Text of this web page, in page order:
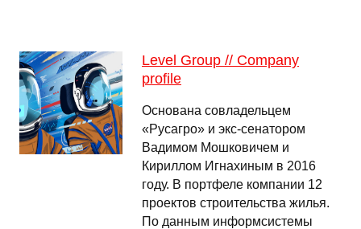
Level Group // Company
profile
Основана совладельцем
«Русагро» и экс-сенатором
Вадимом Мошковичем и
Кириллом Игнахиным в 2016
году. В портфеле компании 12
проектов строительства жилья.
По данным информсистемы